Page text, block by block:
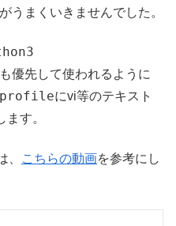
うまくいきませんでした。
優先して使われるように
にvi等のテキスト
す。
、 こちらの動画を参考にし